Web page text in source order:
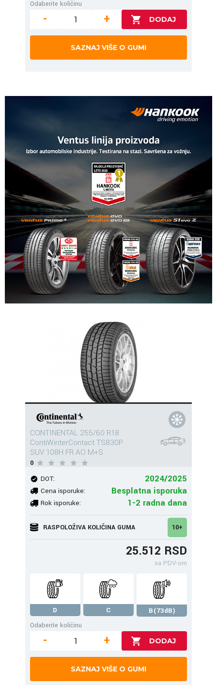
Odaberite količinu
- +
SAZNAJ VIŠE O GUMI
CONTINENTAL 255/60 R18
ContiWinterContact TS830P
SUV 108H FR AO M+S
0
DOT: 2024/2025
Cena isporuke: Besplatna isporuka
Rok isporuke: 1-2 radna dana
RASPOLOŽIVA KOLIČINA GUMA 10+
25.512 RSD
sa PDV-om
D C
B(73dB)
Odaberite količinu
- +
SAZNAJ VIŠE O GUMI